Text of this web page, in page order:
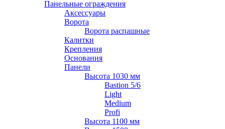
Панельные ограждения
Аксессуары
Ворота
Ворота распашные
Калитки
Крепления
Основания
Панели
Высота 1030 мм
Bastion 5/6
Light
Medium
Profi
Высота 1100 мм